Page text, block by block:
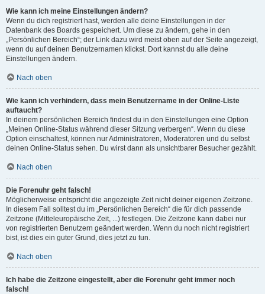
Wie kann ich meine Einstellungen ändern?
Wenn du dich registriert hast, werden alle deine Einstellungen in der
Datenbank des Boards gespeichert. Um diese zu ändern, gehe in den
„Persönlichen Bereich“; der Link dazu wird meist oben auf der Seite angezeigt,
wenn du auf deinen Benutzernamen klickst. Dort kannst du alle deine
Einstellungen ändern.
Nach oben
Wie kann ich verhindern, dass mein Benutzername in der Online-Liste
auftaucht?
In deinem persönlichen Bereich findest du in den Einstellungen eine Option
„Meinen Online-Status während dieser Sitzung verbergen“. Wenn du diese
Option einschaltest, können nur Administratoren, Moderatoren und du selbst
deinen Online-Status sehen. Du wirst dann als unsichtbarer Besucher gezählt.
Nach oben
Die Forenuhr geht falsch!
Möglicherweise entspricht die angezeigte Zeit nicht deiner eigenen Zeitzone.
In diesem Fall solltest du im „Persönlichen Bereich“ die für dich passende
Zeitzone (Mitteleuropäische Zeit, ...) festlegen. Die Zeitzone kann dabei nur
von registrierten Benutzern geändert werden. Wenn du noch nicht registriert
bist, ist dies ein guter Grund, dies jetzt zu tun.
Nach oben
Ich habe die Zeitzone eingestellt, aber die Forenuhr geht immer noch
falsch!